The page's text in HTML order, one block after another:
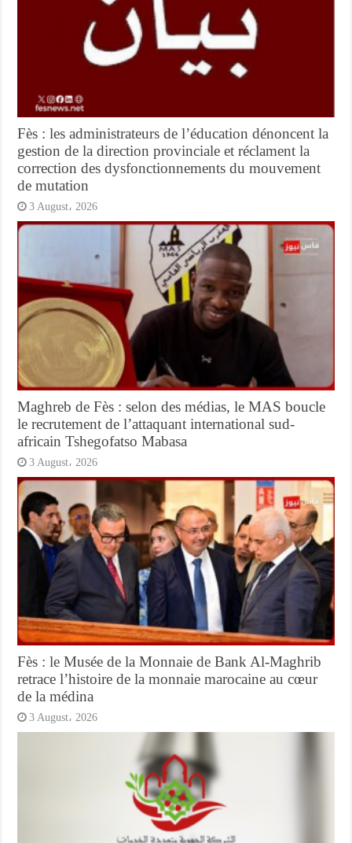
Fès : les administrateurs de l’éducation dénoncent la
gestion de la direction provinciale et réclament la
correction des dysfonctionnements du mouvement
de mutation
3 August، 2026
Maghreb de Fès : selon des médias, le MAS boucle
le recrutement de l’attaquant international sud-
africain Tshegofatso Mabasa
3 August، 2026
Fès : le Musée de la Monnaie de Bank Al-Maghrib
retrace l’histoire de la monnaie marocaine au cœur
de la médina
3 August، 2026